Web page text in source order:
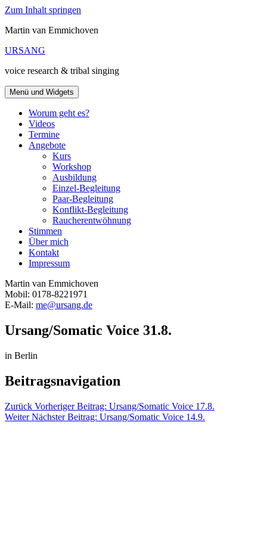
Zum Inhalt springen
Martin van Emmichoven
URSANG
voice research & tribal singing
Menü und Widgets
Worum geht es?
Videos
Termine
Angebote
Kurs
Workshop
Ausbildung
Einzel-Begleitung
Paar-Begleitung
Konflikt-Begleitung
Raucherentwöhnung
Stimmen
Über mich
Kontakt
Impressum
Martin van Emmichoven
Mobil: 0178-8221971
E-Mail: me@ursang.de
Ursang/Somatic Voice 31.8.
in Berlin
Beitragsnavigation
Zurück Vorheriger Beitrag: Ursang/Somatic Voice 17.8.
Weiter Nächster Beitrag: Ursang/Somatic Voice 14.9.